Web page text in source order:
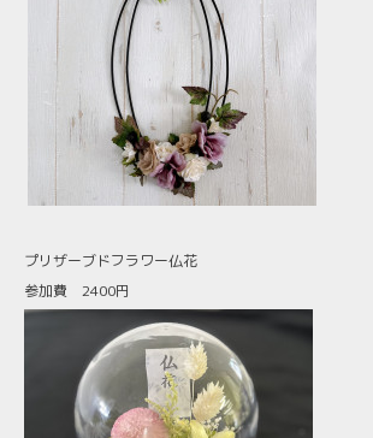
プリザーブドフラワー仏花
参加費 2400円